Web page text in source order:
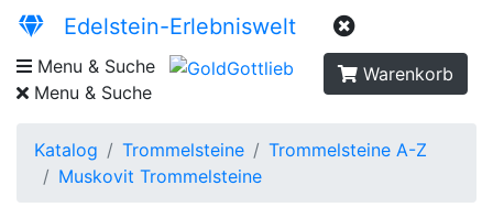
Edelstein-Erlebniswelt
Menu & Suche
Menu & Suche
Warenkorb
Katalog Trommelsteine
Trommelsteine A-Z
Muskovit Trommelsteine